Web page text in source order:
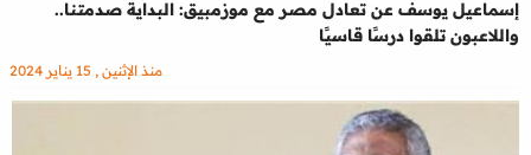
إسماعيل يوسف عن تعادل مصر مع موزمبيق: البداية صدمتنا..
واللاعبون تلقوا درسًا قاسيًا
منذ الإثنين , 15 يناير 2024